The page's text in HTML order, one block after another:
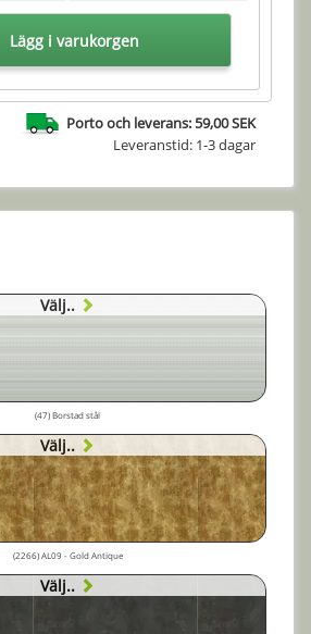
Lägg i varukorgen
Porto och leverans: 59,00 SEK
Leveranstid: 1-3 dagar
Välj..
(47) Borstad stål
Välj..
(2266) AL09 - Gold Antique
Välj..